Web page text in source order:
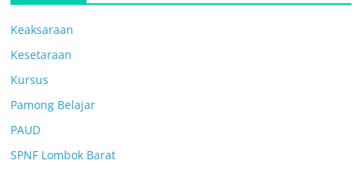
Keaksaraan
Kesetaraan
Kursus
Pamong Belajar
PAUD
SPNF Lombok Barat